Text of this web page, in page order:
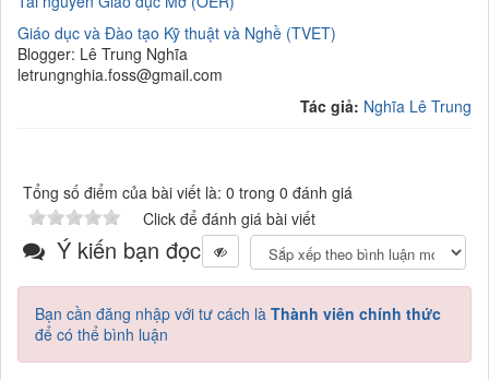
Giáo dục và Đào tạo Kỹ thuật và Nghề (TVET)
Blogger: Lê Trung Nghĩa
letrungnghia.foss@gmail.com
Tác giả: Nghĩa Lê Trung
Tổng số điểm của bài viết là: 0 trong 0 đánh giá
Click để đánh giá bài viết
Ý kiến bạn đọc
Bạn cần đăng nhập với tư cách là Thành viên chính thức
để có thể bình luận